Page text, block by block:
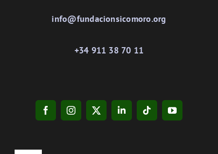
info@fundacionsicomoro.org
+34 911 38 70 11